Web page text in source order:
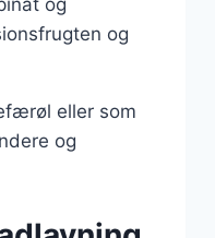
og
og
eller som
og